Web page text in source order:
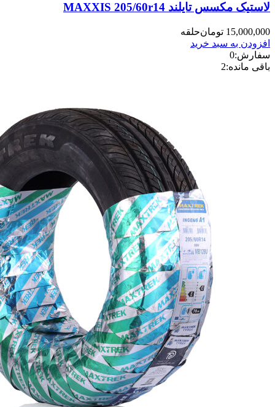
لاستیک مکسس تایلند MAXXIS 205/60r14
15,000,000 تومانحلقه
افزودن به سبد خرید
سفارش:0
باقی مانده:2